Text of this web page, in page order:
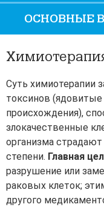
Суть химиотерапии
токсинов
происхождения),
злокачественные
организма
степени. Главная
разрушение или
раковых клеток;
другого
ОСНОВНЫЕ